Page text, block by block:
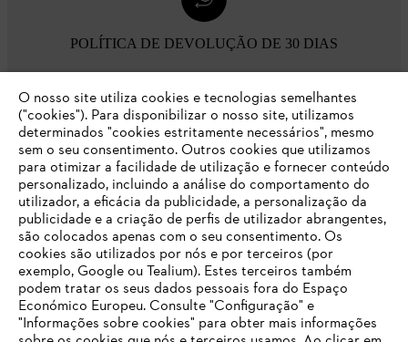
POLÍTICA DE DEVOLUÇÃO DE 30 DIAS
Opções de pagamento
Empresa
FAQs Loja Online
O nosso site utiliza cookies e tecnologias semelhantes
("cookies"). Para disponibilizar o nosso site, utilizamos
determinados "cookies estritamente necessários", mesmo
sem o seu consentimento. Outros cookies que utilizamos
para otimizar a facilidade de utilização e fornecer conteúdo
personalizado, incluindo a análise do comportamento do
utilizador, a eficácia da publicidade, a personalização da
publicidade e a criação de perfis de utilizador abrangentes,
são colocados apenas com o seu consentimento. Os
cookies são utilizados por nós e por terceiros (por
exemplo, Google ou Tealium). Estes terceiros também
podem tratar os seus dados pessoais fora do Espaço
Económico Europeu. Consulte "Configuração" e
"Informações sobre cookies" para obter mais informações